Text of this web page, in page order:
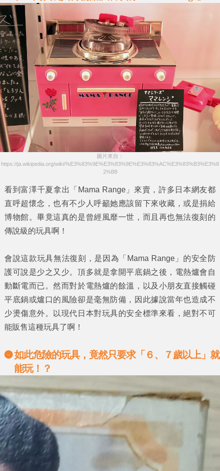
圖片來自：
https://ja.wikipedia.org/wiki/%E3%83%9E%E3%83%9E%E3%83%AC%E3%83%B3%E3%8
2%B8
看到富澤千夏拿出 「Mama Range」 來賣，許多日本網友都
直呼超懷念，也有不少人呼籲她應該留下來收藏，或是捐給
博物館。畢竟這真的是曾經風靡一世，而且再也無法復刻的
傳說級的玩具啊！
會說這款玩具無法復刻，是因為 「Mama Range」 的安全防
護可說是少之又少。頂多就是拿開平底鍋之後，電熱爐會自
動斷電而已。然而對於電熱爐的餘溫，以及小朋友直接觸碰
平底鍋或爐口的風險卻是毫無防備，因此據說當年也造成不
少燙傷意外。以現代日本對玩具的安全標準來看，絕對不可
能販售這種玩具了啊！
如此危險的玩具，竟然只要求「６、７歲以上」就
能玩！？